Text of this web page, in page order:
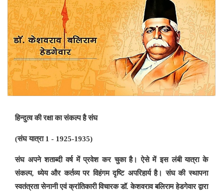
हिन्दुत्व की रक्षा का संकल्प है संघ
(संघ यात्रा 1 - 1925-1935)
संघ अपने शताब्दी वर्ष में प्रवेश कर चुका है। ऐसे में इस लंबी यात्रा के
संकल्प, ध्येय और कर्तव्य पर विहंगम दृष्टि अपरिहार्य है। संघ की स्थापना
स्वतंत्रता सेनानी एवं क्रांतिकारी विचारक डॉ. केशवराव बलिराम हेडगेवार द्वारा